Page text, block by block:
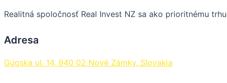
Realitná spoločnosť Real Invest NZ sa ako prioritnému
Adresa
Gúgska ul. 14, 940 02 Nové Zámky, Slovakia